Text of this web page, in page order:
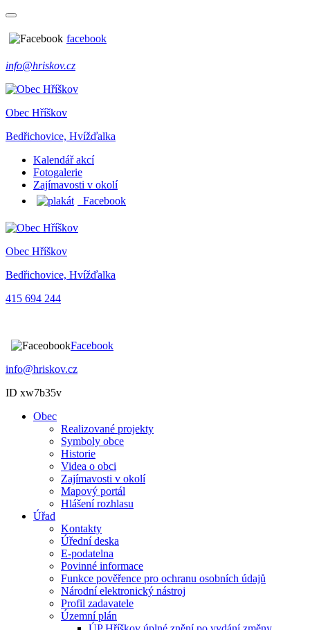
facebook
info@hriskov.cz
Obec Hříškov
Bedřichovice, Hvížďalka
Kalendář akcí
Fotogalerie
Zajímavosti v okolí
Facebook
Obec Hříškov
Bedřichovice, Hvížďalka
415 694 244
Facebook
info@hriskov.cz
ID xw7b35v
Obec
Realizované projekty
Symboly obce
Historie
Videa o obci
Zajímavosti v okolí
Mapový portál
Hlášení rozhlasu
Úřad
Kontakty
Úřední deska
E-podatelna
Povinné informace
Funkce pověřence pro ochranu osobních údajů
Národní elektronický nástroj
Profil zadavatele
Územní plán